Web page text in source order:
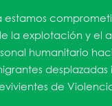
estamos
la explotación y el
humanitario
desplazadas
de